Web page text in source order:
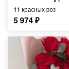
11 красных роз
5 974₽